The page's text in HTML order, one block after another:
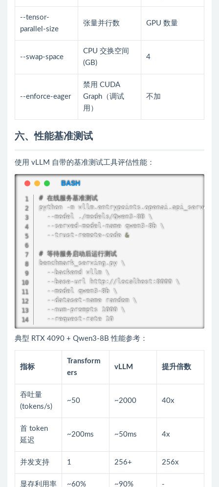
--tensor-
parallel-size
张量并行数 GPU 数量
--swap-space
CPU 交换空间
(GB)
4
--enforce-eager
禁用 CUDA
Graph（调试
用）
不加
六、性能基准测试
使用 vLLM 自带的基准测试工具评估性能：
# 在线服务基准测试
python -m vllm.entrypoints.openai.api_server \
  --model ./models/Qwen3-8B \
  --served-model-name qwen3-8b \
  --trust-remote-code
&
# 等待服务启动后运行测试
benchmark_serving.py \
  --backend vllm \
  --base-url http://localhost:8000 \
  --model qwen3-8b \
  --dataset-name random \
  --num-prompts 1000 \
  --request-rate 10
典型 RTX 4090 + Qwen3-8B 性能参考：
指标
Transform
ers
vLLM 提升倍数
吞吐量
(tokens/s)
~50 ~2000 40x
首 token
延迟
~200ms ~50ms 4x
并发支持 1 256+ 256x
显存利用率 ~60% ~90% -